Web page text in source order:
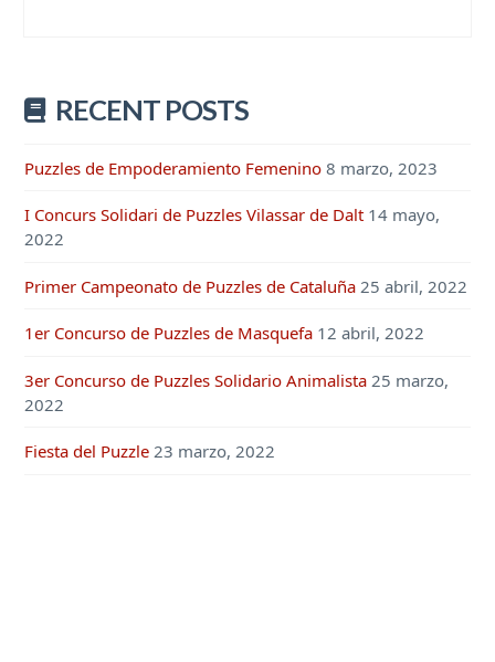
RECENT POSTS
Puzzles de Empoderamiento Femenino 8 marzo, 2023
I Concurs Solidari de Puzzles Vilassar de Dalt 14 mayo,
2022
Primer Campeonato de Puzzles de Cataluña 25 abril, 2022
1er Concurso de Puzzles de Masquefa 12 abril, 2022
3er Concurso de Puzzles Solidario Animalista 25 marzo,
2022
Fiesta del Puzzle 23 marzo, 2022